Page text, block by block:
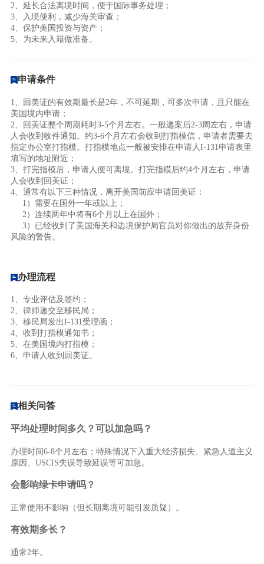
2、延长合法离境时间，便于国际事务处理；
3、入境便利，减少海关审查；
4、保护美国投资与资产；
5、为未来入籍做准备。
申请条件
1、回美证的有效期最长是2年，不可延期，可多次申请，且只能在
美国境内申请；
2、回美证整个周期耗时3-5个月左右。一般递案后2-3周左右，申请
人会收到收件通知。约3-6个月左右会收到打指模信，申请者需要去
指定办公室打指模。打指模地点一般被安排在申请人I-131申请表里
填写的地址附近；
3、打完指模后，申请人便可离境。打完指模后约4个月左右，申请
人会收到回美证；
4、通常有以下三种情况，离开美国前应申请回美证：
1）需要在国外一年或以上；
2）连续两年中将有6个月以上在国外；
3）已经收到了美国海关和边境保护局官员对你做出的放弃身份
风险的警告。
办理流程
1、专业评估及签约；
2、律师递交至移民局 ；
3、移民局发出I-131受理函 ；
4、收到打指模通知书 ；
5、在美国境内打指模；
6、申请人收到回美证。
相关问答
平均处理时间多久？可以加急吗？
办理时间6-8个月左右；特殊情况下入重大经济损失、紧急人道主义
原因、USCIS失误导致延误等可加急。
会影响绿卡申请吗？
正常使用不影响（但长期离境可能引发质疑）。
有效期多长？
通常2年。